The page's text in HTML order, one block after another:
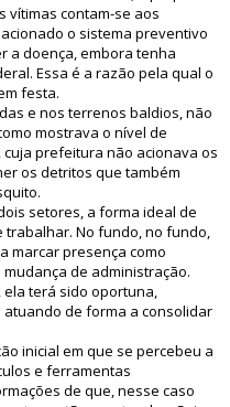
vítimas contam-se aos
o sistema preventivo
a doença, embora tenha
Essa é a razão pela qual o
festa.
e nos terrenos baldios, não
mostrava o nível de
prefeitura não acionava os
os detritos que também
setores, a forma ideal de
No fundo, no fundo,
marcar presença como
de administração.
terá sido oportuna,
de forma a consolidar
inicial em que se percebeu a
e ferramentas
de que, nesse caso